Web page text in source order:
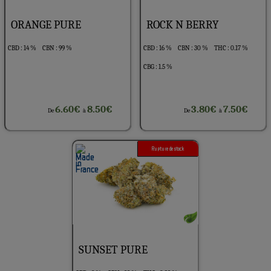
ORANGE PURE
CBD : 14 % CBN : 99 %
De6.60€ à8.50€
ROCK N BERRY
CBD : 16 % CBN : 30 % THC : 0.17 %
CBG : 1.5 %
De3.80€ à7.50€
Rupture de stock
SUNSET PURE